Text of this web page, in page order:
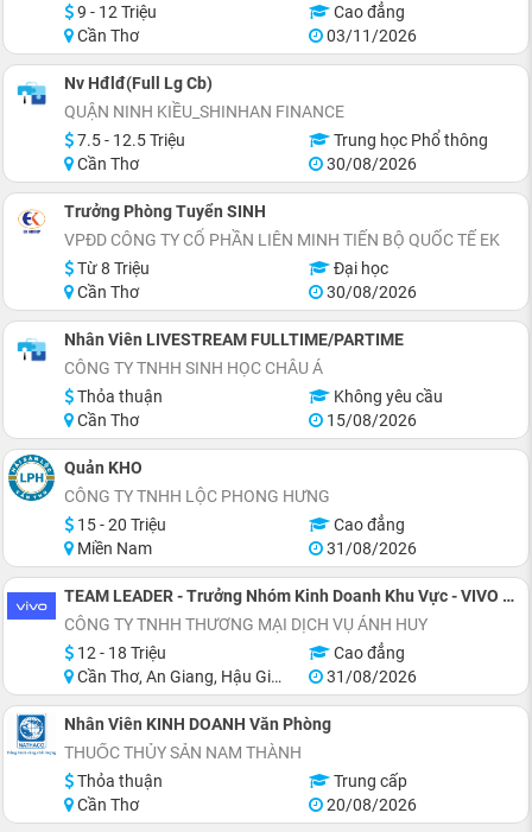
9 - 12 Triệu
Cao đẳng
Cần Thơ
03/11/2026
Nv Hđlđ(Full Lg Cb)
QUẬN NINH KIỀU_SHINHAN FINANCE
7.5 - 12.5 Triệu
Trung học Phổ thông
Cần Thơ
30/08/2026
Trưởng Phòng Tuyển SINH
VPĐD CÔNG TY CỔ PHẦN LIÊN MINH TIẾN BỘ QUỐC TẾ EK
Từ 8 Triệu
Đại học
Cần Thơ
30/08/2026
Nhân Viên LIVESTREAM FULLTIME/PARTIME
CÔNG TY TNHH SINH HỌC CHÂU Á
Thỏa thuận
Không yêu cầu
Cần Thơ
15/08/2026
Quản KHO
CÔNG TY TNHH LỘC PHONG HƯNG
15 - 20 Triệu
Cao đẳng
Miền Nam
31/08/2026
TEAM LEADER - Trưởng Nhóm Kinh Doanh Khu Vực - VIVO SMARTPHONE
CÔNG TY TNHH THƯƠNG MẠI DỊCH VỤ ÁNH HUY
12 - 18 Triệu
Cao đẳng
Cần Thơ, An Giang, Hậu Giang
31/08/2026
Nhân Viên KINH DOANH Văn Phòng
THUỐC THỦY SẢN NAM THÀNH
Thỏa thuận
Trung cấp
Cần Thơ
20/08/2026